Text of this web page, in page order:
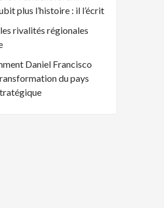
plus l’histoire : il l’écrit
rivalités régionales
Daniel Francisco
du pays